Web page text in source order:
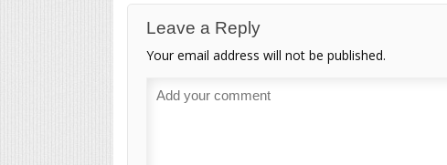
Leave a Reply
Your email address will not be published.